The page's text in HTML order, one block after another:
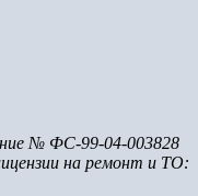
№ ФС-99-04-003828
на ремонт и ТО: